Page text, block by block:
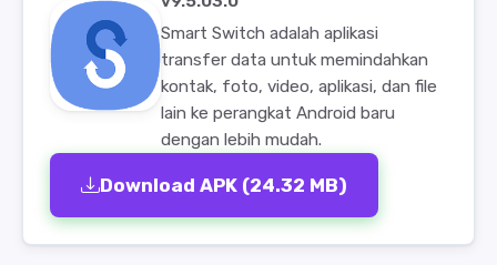
Smart Switch adalah aplikasi
transfer data untuk memindahkan
kontak, foto, video, aplikasi, dan file
lain ke perangkat Android baru
dengan lebih mudah.
Download APK (24.32 MB)